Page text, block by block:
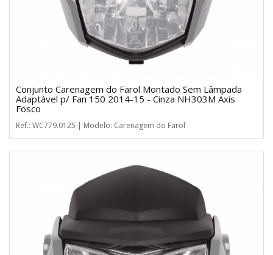
Conjunto Carenagem do Farol Montado Sem Lâmpada
Adaptável p/ Fan 150 2014-15 - Cinza NH303M Axis
Fosco
Ref.: WC779.0125 | Modelo: Carenagem do Farol